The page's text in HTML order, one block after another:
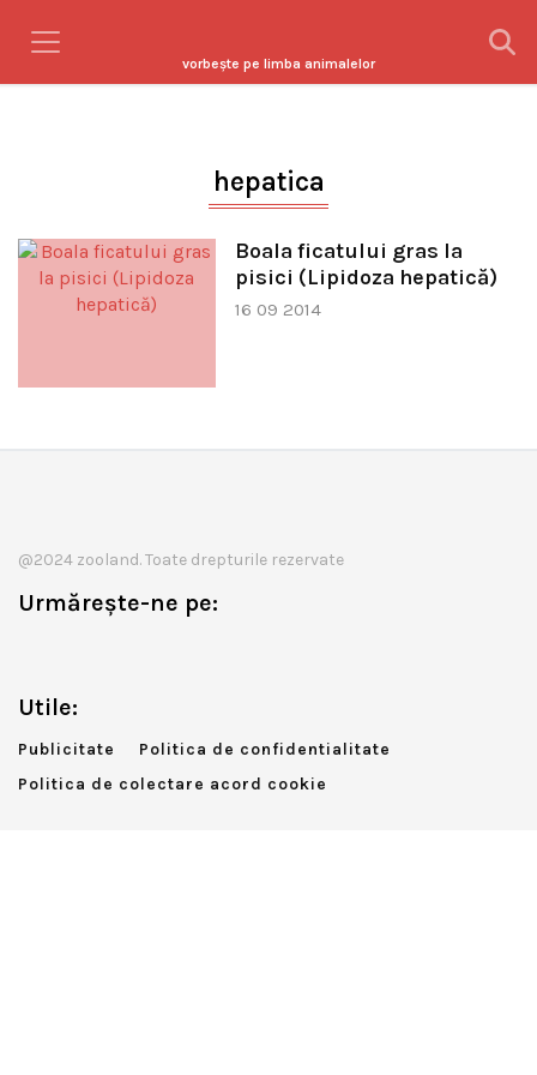
vorbeşte pe limba animalelor
hepatica
Boala ficatului gras la
pisici (Lipidoza hepatică)
16 09 2014
@2024 zooland. Toate drepturile rezervate
Urmărește-ne pe:
Utile:
Publicitate
Politica de confidentialitate
Politica de colectare acord cookie